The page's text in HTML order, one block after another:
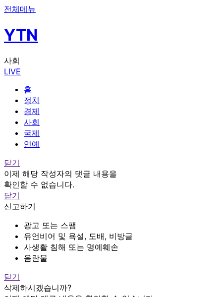
전체메뉴
YTN
사회
LIVE
홈
정치
경제
사회
국제
연예
닫기
이제 해당 작성자의 댓글 내용을
확인할 수 없습니다.
닫기
신고하기
광고 또는 스팸
유언비어 및 욕설, 도배, 비방글
사생활 침해 또는 명예훼손
음란물
닫기
삭제하시겠습니까?